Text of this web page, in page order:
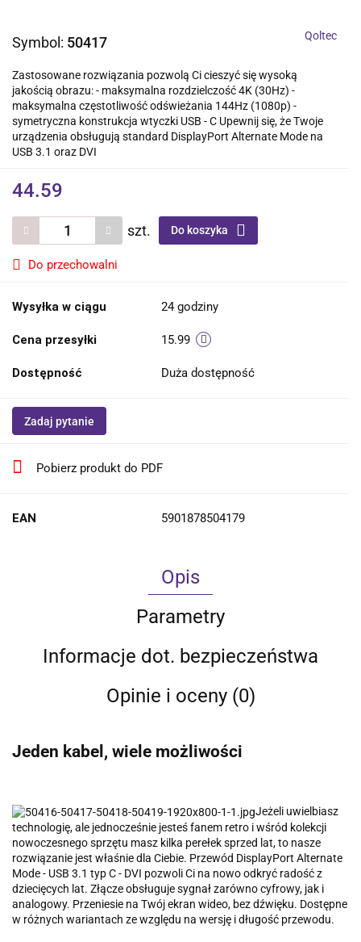
Symbol: 50417 Qoltec
Zastosowane rozwiązania pozwolą Ci cieszyć się wysoką
jakością obrazu: - maksymalna rozdzielczość 4K (30Hz) -
maksymalna częstotliwość odświeżania 144Hz (1080p) -
symetryczna konstrukcja wtyczki USB - C Upewnij się, że Twoje
urządzenia obsługują standard DisplayPort Alternate Mode na
USB 3.1 oraz DVI
44.59
szt. Do koszyka
Do przechowalni
Wysyłka w ciągu 24 godziny
Cena przesyłki 15.99
Dostępność Duża dostępność
Zadaj pytanie
Pobierz produkt do PDF
EAN 5901878504179
Opis
Parametry
Informacje dot. bezpieczeństwa
Opinie i oceny (0)
Jeden kabel, wiele możliwości
Jeżeli uwielbiasz
technologię, ale jednocześnie jesteś fanem retro i wśród kolekcji
nowoczesnego sprzętu masz kilka perełek sprzed lat, to nasze
rozwiązanie jest właśnie dla Ciebie. Przewód DisplayPort Alternate
Mode - USB 3.1 typ C - DVI pozwoli Ci na nowo odkryć radość z
dziecięcych lat. Złącze obsługuje sygnał zarówno cyfrowy, jak i
analogowy. Przeniesie na Twój ekran wideo, bez dźwięku. Dostępne
w różnych wariantach ze względu na wersję i długość przewodu.